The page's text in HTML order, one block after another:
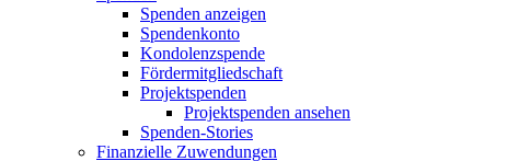
Spenden anzeigen
Spendenkonto
Kondolenzspende
Fördermitgliedschaft
Projektspenden
Projektspenden ansehen
Spenden-Stories
Finanzielle Zuwendungen